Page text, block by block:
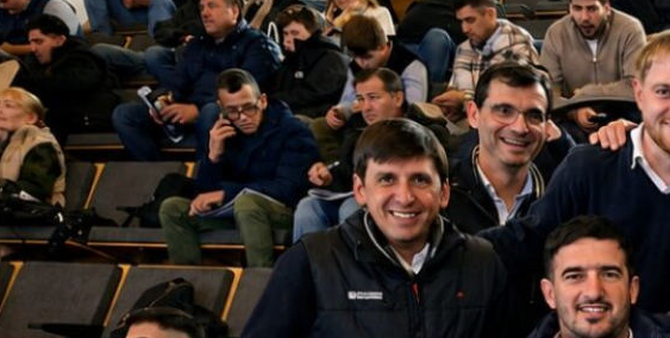
de gran concurrencia, concientos de compradores
distintas localidades de la región, y que le dieron
vez, hubo una destacada participación de interesados
permanente contacto con los colaboradores de la
salieron a pista, representando a las razasBraford,
, además de un lote de vaquillonas preñadas y de
seleccionados cuidadosamente para este evento, y
reflejado en ladinámica del martillero
y en los
casos superaron las expectativas iniciales.